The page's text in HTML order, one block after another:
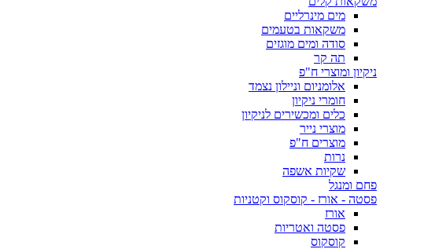
מים מינרליים
משקאות בטעמים
סודה ומים מוגזים
תה קר
ניקיון ומוצרי ח"פ
אלומניום וניילון נצמד
חומרי ניקיון
כלים ומכשירים לניקיון
מוצרי נייר
מוצרים ח"פ
נרות
שקיות אשפה
פחם ומנגל
פסטה - אורז - קוסקוס וקטניות
אורז
פסטה ואטריות
קוסקוס